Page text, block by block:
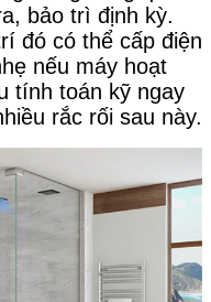
bảo trì định kỳ.
đó có thể cấp điện
nếu máy hoạt
tính toán kỹ ngay
rắc rối sau này.